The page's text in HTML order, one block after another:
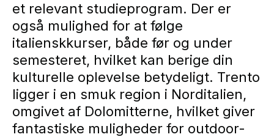
et relevant studieprogram. Der er
også mulighed for at følge
italienskkurser, både før og under
semesteret, hvilket kan berige din
kulturelle oplevelse betydeligt. Trento
ligger i en smuk region i Norditalien,
omgivet af Dolomitterne, hvilket giver
fantastiske muligheder for outdoor-